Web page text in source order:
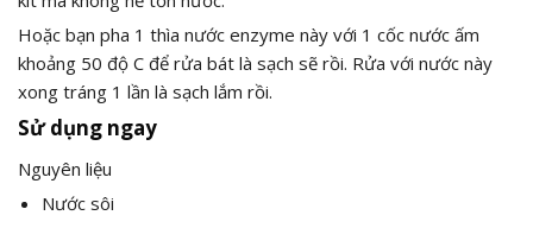
Hoặc bạn pha 1 thìa nước enzyme này với 1 cốc nước ấm
khoảng 50 độ C để rửa bát là sạch sẽ rồi. Rửa với nước này
xong tráng 1 lần là sạch lắm rồi.
Sử dụng ngay
Nguyên liệu
Nước sôi